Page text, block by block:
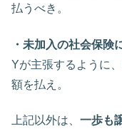
払うべき。
・未加入の社会保険
Yが主張するように
額を払え。
上記以外は、 一歩も